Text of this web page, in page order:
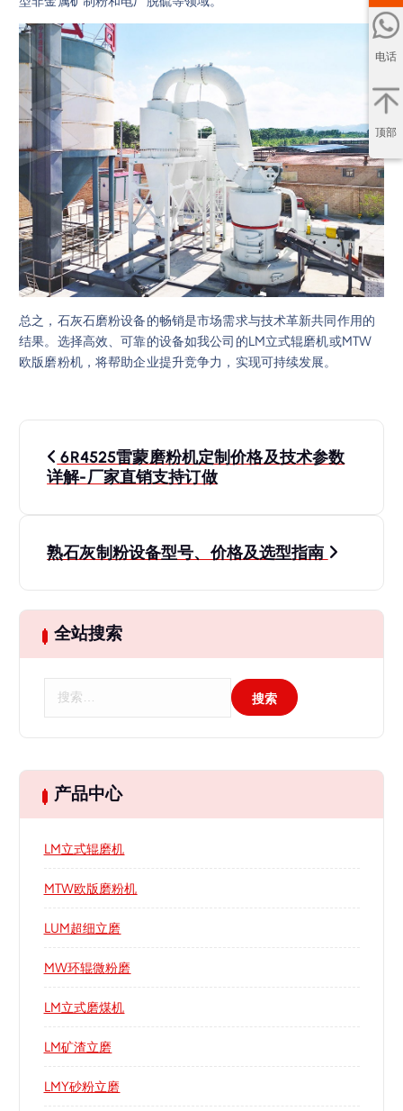
总之，石灰石磨粉设备的畅销是市场需求与技术革新共同作用的
结果。选择高效、可靠的设备如我公司的LM立式辊磨机或MTW
欧版磨粉机，将帮助企业提升竞争力，实现可持续发展。
文
章
航
6R4525雷蒙磨粉机定制价格及技术参数
详解-厂家直销支持订做
熟石灰制粉设备型号、价格及选型指南
全站搜索
产品中心
LM立式辊磨机
MTW欧版磨粉机
LUM超细立磨
MW环辊微粉磨
LM立式磨煤机
LM矿渣立磨
LMY砂粉立磨
电话
顶部